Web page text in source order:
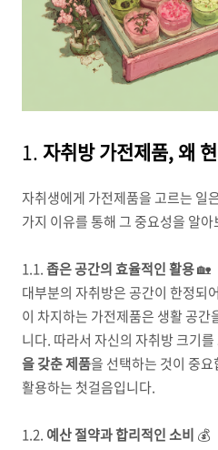
1.자취방 가전제품, 왜
자취생에게 가전제품을 고르는 일
가지 이유를 통해 그 중요성을 알
1.1.좁은 공간의 효율적인 활용🏡
대부분의 자취방은 공간이 한정되
이 차지하는 가전제품은 생활 공간
니다. 따라서 자신의 자취방 크기를
을 갖춘 제품을 선택하는 것이 중
활용하는 첫걸음입니다.
1.2. 예산 절약과 합리적인 소비 💰